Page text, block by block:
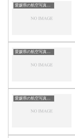
愛媛県の航空写真・空中写真
愛媛県の航空写真・空中写真
愛媛県の航空写真・空中写真